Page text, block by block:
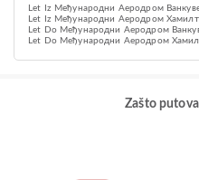
Let Iz Међународни Аеродром
Let Iz Међународни Аеродром
Let Do Међународни Аеродром
Let Do Међународни Аеродром
Zašto